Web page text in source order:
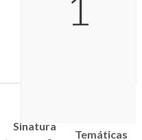
Sinatura
Temáticas